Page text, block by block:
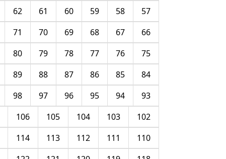
57
58
59
60
61
62
66
67
68
69
70
71
75
76
77
78
79
80
84
85
86
87
88
89
93
94
95
96
97
98
102
103
104
105
106
110
111
112
113
114